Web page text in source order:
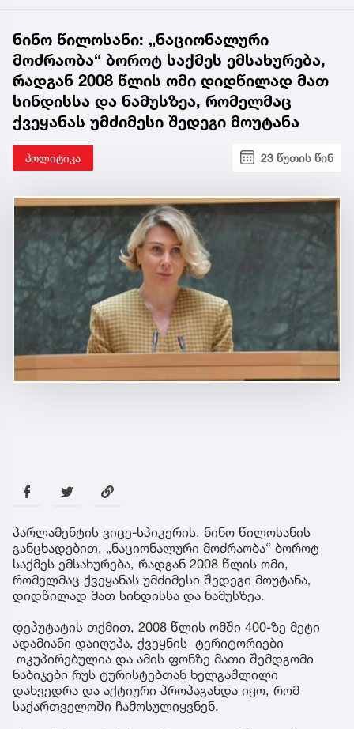
ნინო წილოსანი: „ნაციონალური
მოძრაობა“ ბოროტ საქმეს ემსახურება,
რადგან 2008 წლის ომი დიდწილად მათ
სინდისსა და ნამუსზეა, რომელმაც
ქვეყანას უმძიმესი შედეგი მოუტანა
პოლიტიკა 23 წუთის წინ
პარლამენტის ვიცე-სპიკერის, ნინო წილოსანის
განცხადებით, „ნაციონალური მოძრაობა“ ბოროტ
საქმეს ემსახურება, რადგან 2008 წლის ომი,
რომელმაც ქვეყანას უმძიმესი შედეგი მოუტანა,
დიდწილად მათ სინდისსა და ნამუსზეა.
დეპუტატის თქმით, 2008 წლის ომში 400-ზე მეტი
ადამიანი დაიღუპა, ქვეყნის ტერიტორიები
ოკუპირებულია და ამის ფონზე მათი შემდგომი
ნაბიჯები რუს ტურისტებთან ხელგაშლილი
დახვედრა და აქტიური პროპაგანდა იყო, რომ
საქართველოში ჩამოსულიყვნენ.